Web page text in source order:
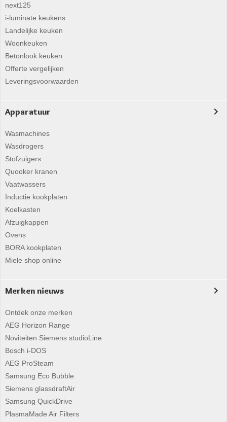
next125
i-luminate keukens
Landelijke keuken
Woonkeuken
Betonlook keuken
Offerte vergelijken
Leveringsvoorwaarden
Apparatuur
Wasmachines
Wasdrogers
Stofzuigers
Quooker kranen
Vaatwassers
Inductie kookplaten
Koelkasten
Afzuigkappen
Ovens
BORA kookplaten
Miele shop online
Merken nieuws
Ontdek onze merken
AEG Horizon Range
Noviteiten Siemens studioLine
Bosch i-DOS
AEG ProSteam
Samsung Eco Bubble
Siemens glassdraftAir
Samsung QuickDrive
PlasmaMade Air Filters